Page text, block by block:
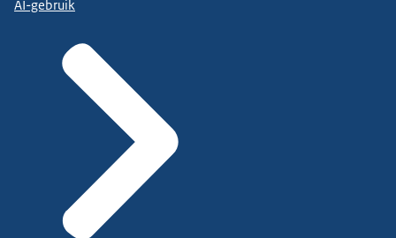
AI-gebruik